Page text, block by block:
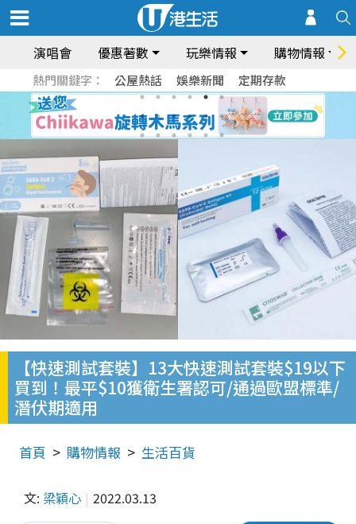
演唱會 優惠著數 玩樂情報 購物情報
熱門關鍵字： 公屋熱話 娛樂新聞 定期存款
【快速測試套裝】13大快速測試套裝$19以下
買到！最平$10獲衛生署認可/通過歐盟標準/
潛伏期適用
首頁 購物情報 生活百貨
文: 梁穎心 2022.03.13